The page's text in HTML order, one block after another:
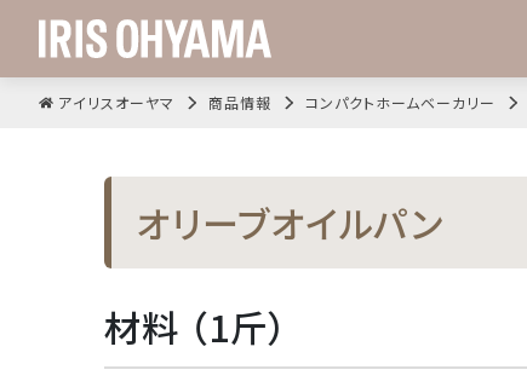
アイリスオーヤマ 商品情報 コンパクトホームベーカリー
オリーブオイルパン
材料 （1斤）